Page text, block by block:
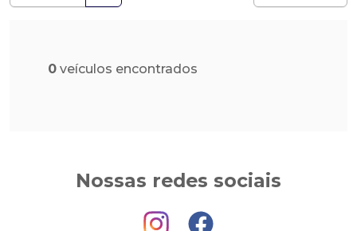
0 veículos encontrados
Nossas redes sociais